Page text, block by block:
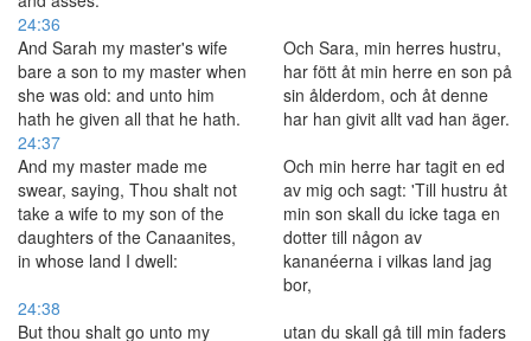
24:36
And Sarah my master's wife
bare a son to my master when
she was old: and unto him
hath he given all that he hath.
Och Sara, min herres hustru,
har fött åt min herre en son på
sin ålderdom, och åt denne
har han givit allt vad han äger.
24:37
And my master made me
swear, saying, Thou shalt not
take a wife to my son of the
daughters of the Canaanites,
in whose land I dwell:
Och min herre har tagit en ed
av mig och sagt: 'Till hustru åt
min son skall du icke taga en
dotter till någon av
kananéerna i vilkas land jag
bor,
24:38
But thou shalt go unto my
utan du skall gå till min faders